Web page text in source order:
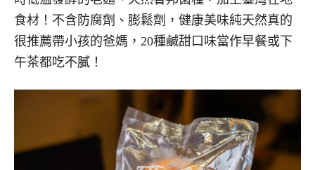
食材！不含防腐劑、膨鬆劑，健康美味純天然真的
很推薦帶小孩的爸媽，20種鹹甜口味當作早餐或下
午茶都吃不膩！